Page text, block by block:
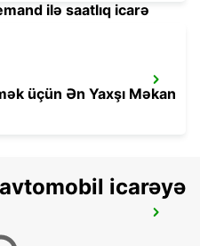
ilə saatlıq icarə
üçün Ən Yaxşı Məkan
icarəyə